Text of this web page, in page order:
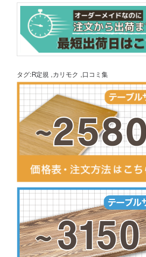
タグ:R定規 ,カリモク ,口コミ集